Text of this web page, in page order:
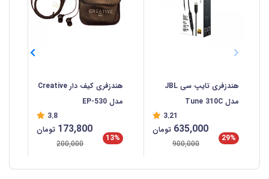
هندزفری تایپ سی JBL
مدل Tune 310C
3.21
29%
635,000 تومان
900,000
هندزفری کیف دار Creative
مدل EP-530
3.8
13%
173,800 تومان
200,000